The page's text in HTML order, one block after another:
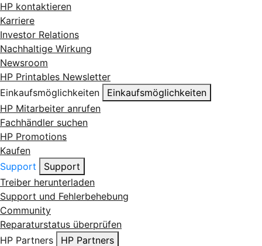
HP kontaktieren
Karriere
Investor Relations
Nachhaltige Wirkung
Newsroom
HP Printables Newsletter
Einkaufsmöglichkeiten
Einkaufsmöglichkeiten
HP Mitarbeiter anrufen
Fachhändler suchen
HP Promotions
Kaufen
Support
Support
Treiber herunterladen
Support und Fehlerbehebung
Community
Reparaturstatus überprüfen
HP Partners
HP Partners